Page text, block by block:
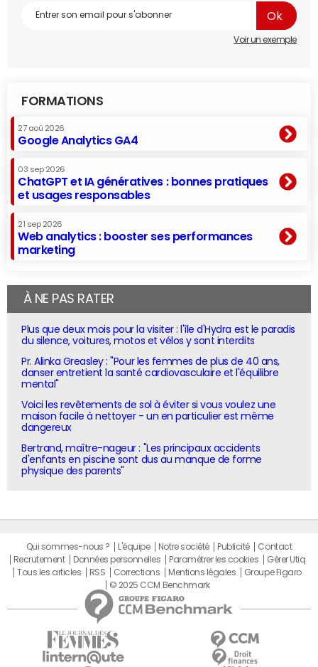
Voir un exemple
FORMATIONS
27 aoû 2026
Google Analytics GA4
03 sep 2026
ChatGPT et IA génératives : bonnes pratiques
et usages responsables
21 sep 2026
Web analytics : booster ses performances
marketing
À NE PAS RATER
Plus que deux mois pour la visiter : l'île d'Hydra est le paradis
du silence, voitures, motos et vélos y sont interdits
Pr. Alinka Greasley : "Pour les femmes de plus de 40 ans,
danser entretient la santé cardiovasculaire et l'équilibre
mental"
Voici les revêtements de sol à éviter si vous voulez une
maison facile à nettoyer - un en particulier est même
dangereux
Bertrand, maître-nageur : "Les principaux accidents
d'enfants en piscine sont dus au manque de forme
physique des parents"
Qui sommes-nous ? L'équipe Notre société Publicité
Contact
Recrutement
Données personnelles Paramétrer les cookies
Gérer Utiq
Tous les articles
RSS Corrections Mentions légales
Groupe Figaro
© 2025 CCM Benchmark